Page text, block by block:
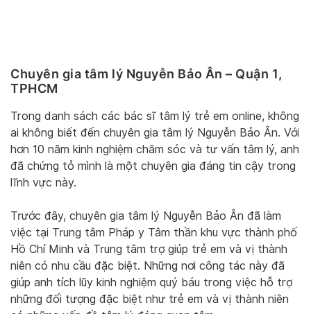
Chuyên gia tâm lý Nguyễn Bảo Ân – Quận 1,
TPHCM
Trong danh sách các bác sĩ tâm lý trẻ em online, không
ai không biết đến chuyên gia tâm lý Nguyễn Bảo Ân. Với
hơn 10 năm kinh nghiệm chăm sóc và tư vấn tâm lý, anh
đã chứng tỏ mình là một chuyên gia đáng tin cậy trong
lĩnh vực này.
Trước đây, chuyên gia tâm lý Nguyễn Bảo Ân đã làm
việc tại Trung tâm Pháp y Tâm thần khu vực thành phố
Hồ Chí Minh và Trung tâm trợ giúp trẻ em và vị thành
niên có nhu cầu đặc biệt. Những nơi công tác này đã
giúp anh tích lũy kinh nghiệm quý báu trong việc hỗ trợ
những đối tượng đặc biệt như trẻ em và vị thành niên